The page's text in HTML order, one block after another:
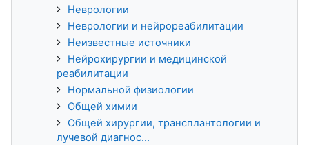
Неврологии
Неврологии и нейрореабилитации
Неизвестные источники
Нейрохирургии и медицинской
реабилитации
Нормальной физиологии
Общей химии
Общей хирургии, трансплантологии и
лучевой диагнос...